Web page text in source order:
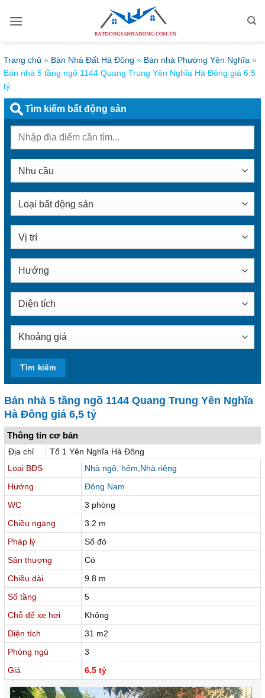
qua
Trang chủ » Bán Nhà Đất Hà Đông » Bán nhà Phường Yên Nghĩa »
Bán nhà 5 tầng ngõ 1144 Quang Trung Yên Nghĩa Hà Đông giá 6,5
tỷ
Bán nhà 5 tầng ngõ 1144 Quang Trung Yên Nghĩa
Hà Đông giá 6,5 tỷ
Thông tin cơ bản
Địa chỉ
Tổ 1 Yên Nghĩa Hà Đông
Loại BĐS
Nhà ngõ, hẻm Nhà riêng
Hướng
Đông Nam
WC
3 phòng
Chiều ngang
3.2 m
Pháp lý
Sổ đỏ
Sân thượng
Có
Chiều dài
9.8 m
Số tầng
5
Chỗ để xe hơi
Không
Diện tích
31 m2
Phòng ngủ
3
Giá
6.5 tỷ
Tìm kiếm bất động sản